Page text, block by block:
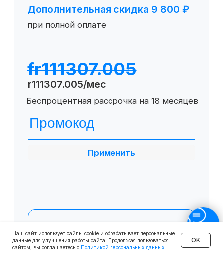
О SF Education
Сотрудничество
Наши эксперты
Корпоративным клиентам
Наш сайт использует файлы cookie и обрабатывает персональные
данные для улучшения работы сайта. Продолжая пользоваться
сайтом, вы соглашаетесь с Политикой персональных данных
OK